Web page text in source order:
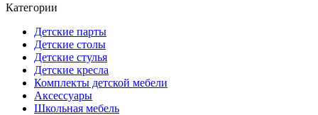
Категории
Детские парты
Детские столы
Детские стулья
Детские кресла
Комплекты детской мебели
Аксессуары
Школьная мебель